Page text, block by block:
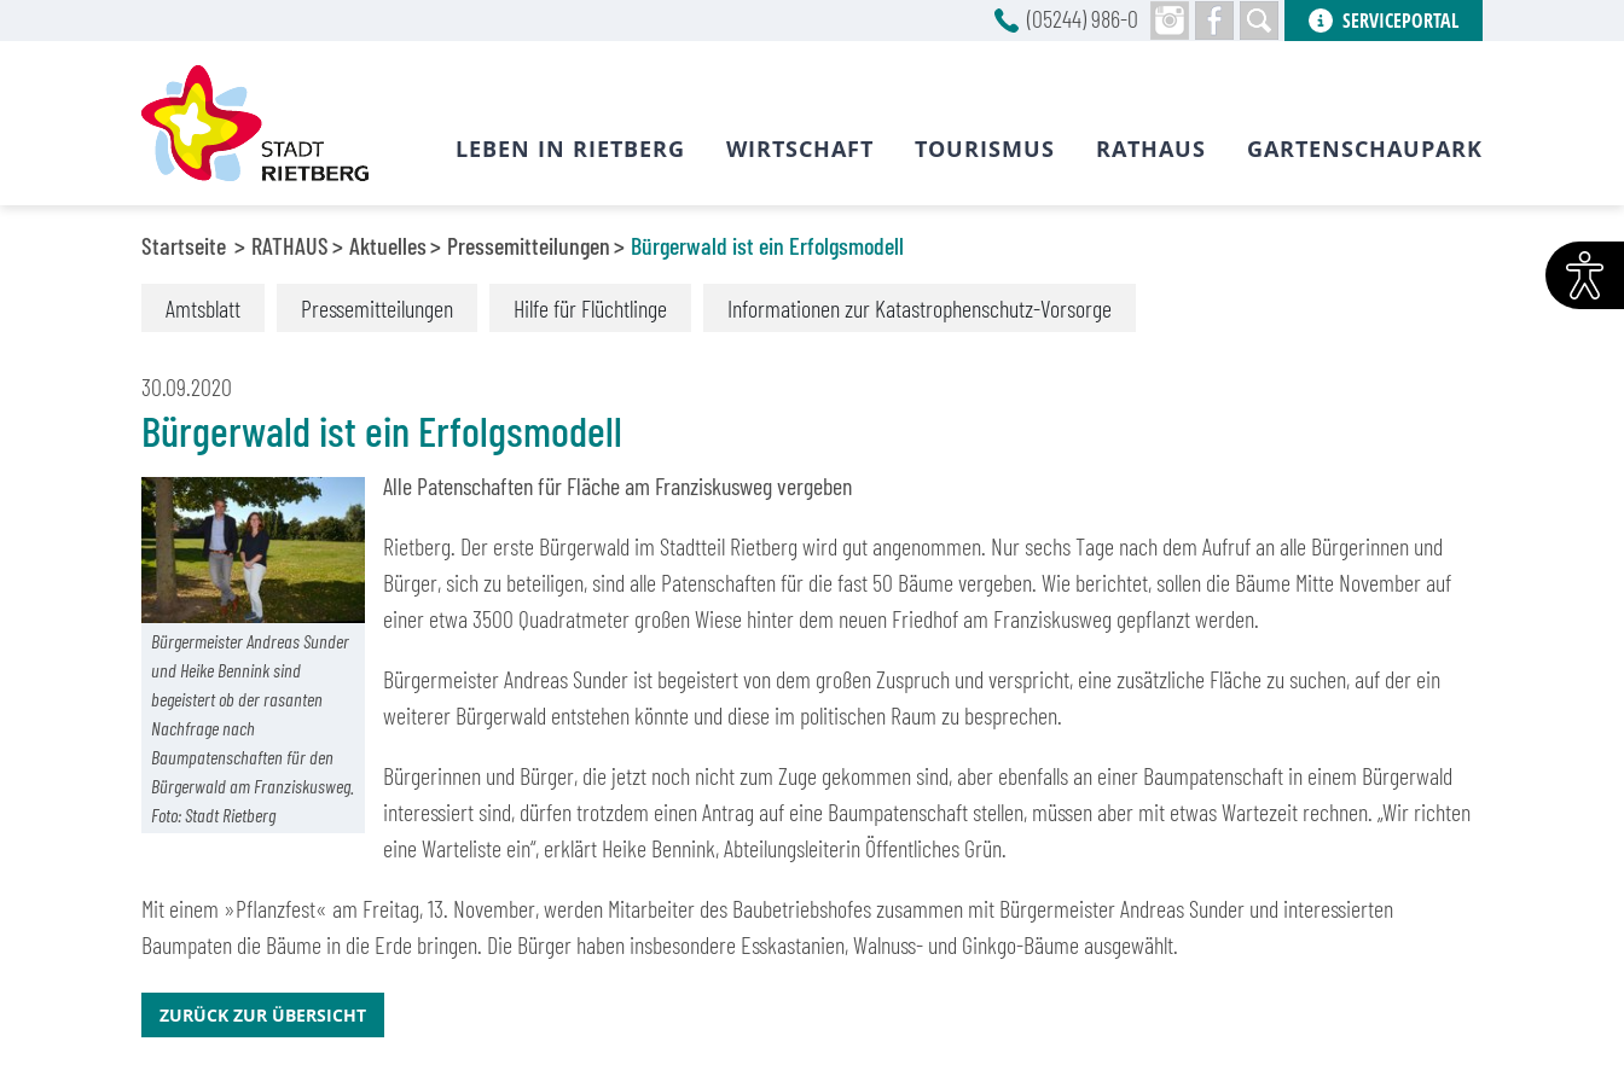
Startseite RATHAUS Aktuelles Pressemitteilungen Bürgerwald ist ein Erfolgsmodell
Amtsblatt Pressemitteilungen Hilfe für Flüchtlinge Informationen zur Katastrophenschutz-Vorsorge
30.09.2020
Bürgerwald ist ein Erfolgsmodell
Bürgermeister Andreas Sunder
und Heike Bennink sind
begeistert ob der rasanten
Nachfrage nach
Baumpatenschaften für den
Bürgerwald am Franziskusweg.
Foto: Stadt Rietberg
Alle Patenschaften für Fläche am Franziskusweg vergeben
Rietberg. Der erste Bürgerwald im Stadtteil Rietberg wird gut angenommen. Nur sechs Tage nach dem Aufruf an alle Bürgerinnen und
Bürger, sich zu beteiligen, sind alle Patenschaften für die fast 50 Bäume vergeben. Wie berichtet, sollen die Bäume Mitte November auf
einer etwa 3500 Quadratmeter großen Wiese hinter dem neuen Friedhof am Franziskusweg gepflanzt werden.
Bürgermeister Andreas Sunder ist begeistert von dem großen Zuspruch und verspricht, eine zusätzliche Fläche zu suchen, auf der ein
weiterer Bürgerwald entstehen könnte und diese im politischen Raum zu besprechen.
Bürgerinnen und Bürger, die jetzt noch nicht zum Zuge gekommen sind, aber ebenfalls an einer Baumpatenschaft in einem Bürgerwald
interessiert sind, dürfen trotzdem einen Antrag auf eine Baumpatenschaft stellen, müssen aber mit etwas Wartezeit rechnen. „Wir richten
eine Warteliste ein“, erklärt Heike Bennink, Abteilungsleiterin Öffentliches Grün.
Mit einem »Pflanzfest« am Freitag, 13. November, werden Mitarbeiter des Baubetriebshofes zusammen mit Bürgermeister Andreas Sunder und interessierten
Baumpaten die Bäume in die Erde bringen. Die Bürger haben insbesondere Esskastanien, Walnuss- und Ginkgo-Bäume ausgewählt.
ZURÜCK ZUR ÜBERSICHT
(05244) 986-0 SERVICEPORTAL
LEBEN IN RIETBERG WIRTSCHAFT TOURISMUS RATHAUS GARTENSCHAUPARK